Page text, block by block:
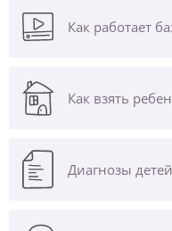
Как работает
Как взять
Диагнозы